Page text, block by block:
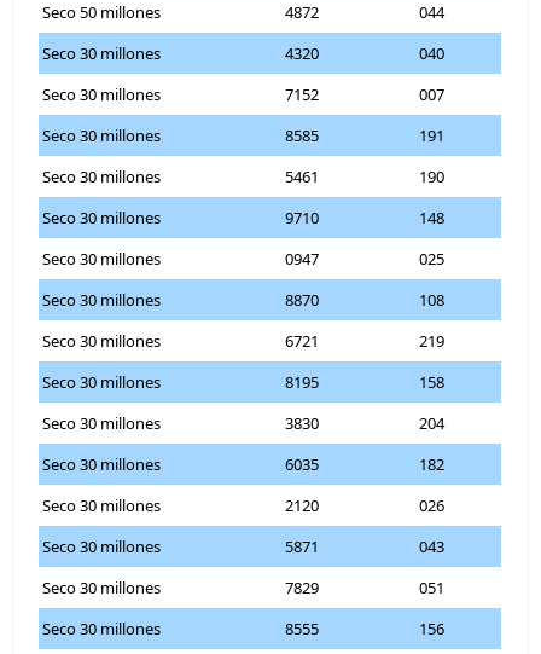
Seco 50 millones
4872
044
Seco 30 millones
4320
040
Seco 30 millones
7152
007
Seco 30 millones
8585
191
Seco 30 millones
5461
190
Seco 30 millones
9710
148
Seco 30 millones
0947
025
Seco 30 millones
8870
108
Seco 30 millones
6721
219
Seco 30 millones
8195
158
Seco 30 millones
3830
204
Seco 30 millones
6035
182
Seco 30 millones
2120
026
Seco 30 millones
5871
043
Seco 30 millones
7829
051
Seco 30 millones
8555
156